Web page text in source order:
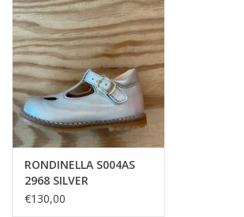
RONDINELLA S004AS
2968 SILVER
€130,00